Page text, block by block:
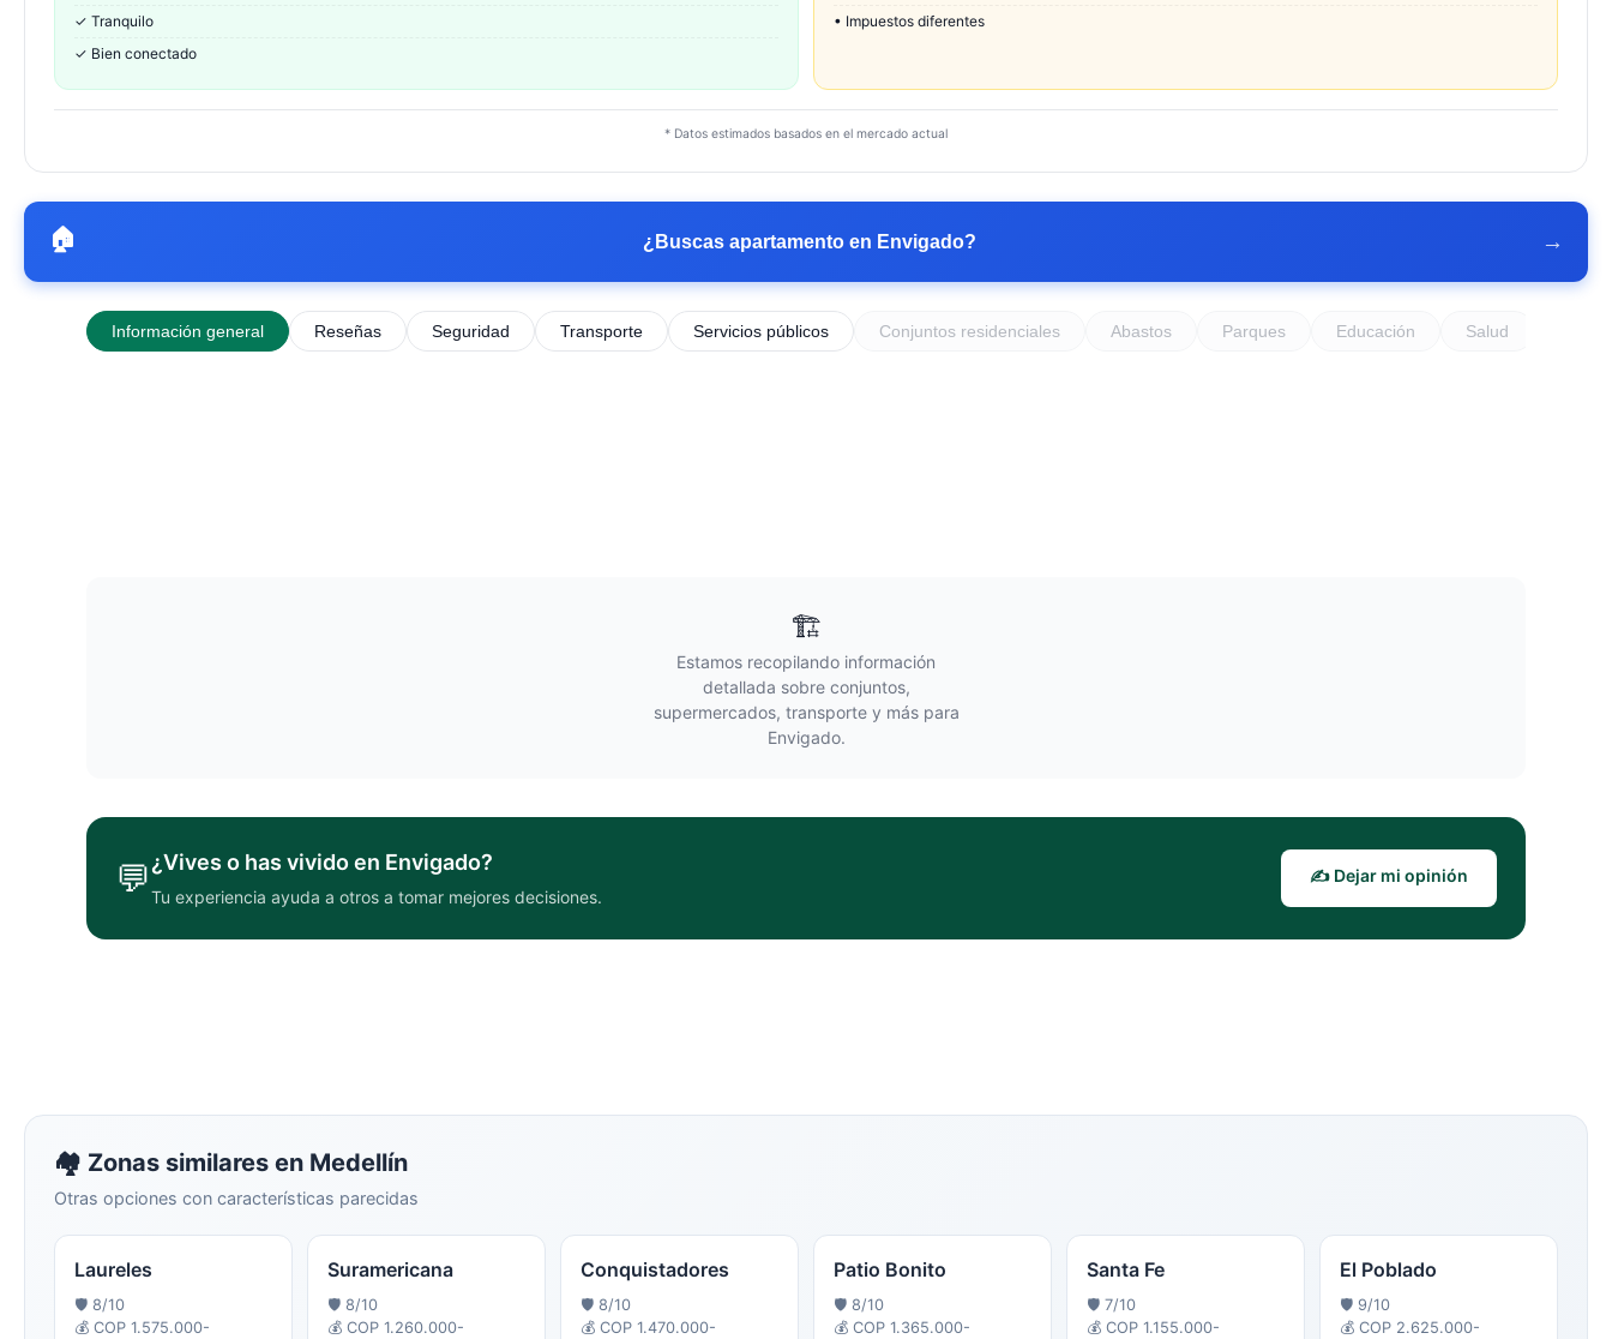
✓ Tranquilo
✓ Bien conectado
• Impuestos diferentes
* Datos estimados basados en el mercado actual
🏠 ¿Buscas apartamento en Envigado? →
Información general Reseñas Seguridad Transporte Servicios públicos Conjuntos residenciales Abastos Parques Educación Salud
🏗️
Estamos recopilando información
detallada sobre conjuntos,
supermercados, transporte y más para
Envigado.
💬¿Vives o has vivido en Envigado?
Tu experiencia ayuda a otros a tomar mejores decisiones.
✍️ Dejar mi opinión
🏘️ Zonas similares en Medellín
Otras opciones con características parecidas
Laureles
🛡️ 8/10
💰 COP 1.575.000-
Suramericana
🛡️ 8/10
💰 COP 1.260.000-
Conquistadores
🛡️ 8/10
💰 COP 1.470.000-
Patio Bonito
🛡️ 8/10
💰 COP 1.365.000-
Santa Fe
🛡️ 7/10
💰 COP 1.155.000-
El Poblado
🛡️ 9/10
💰 COP 2.625.000-